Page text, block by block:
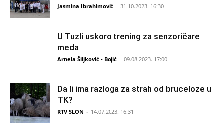
Jasmina Ibrahimović - 31.10.2023. 16:30
U Tuzli uskoro trening za senzoričare
meda
Arnela Šiljković - Bojić - 09.08.2023. 17:00
Da li ima razloga za strah od bruceloze u
TK?
RTV SLON - 14.07.2023. 16:31